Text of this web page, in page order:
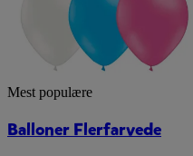
Mest populære
Balloner Flerfarvede